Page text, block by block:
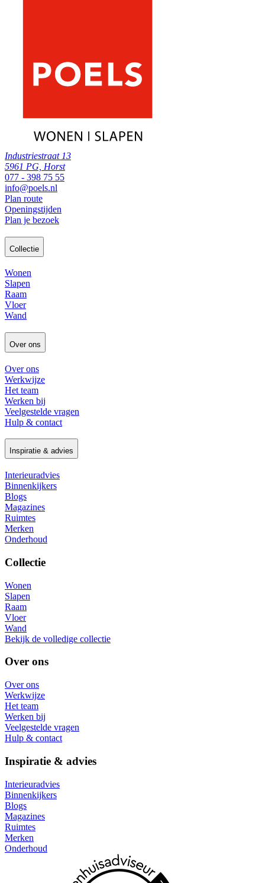
Industriestraat 13
5961 PG, Horst
077 - 398 75 55
info@poels.nl
Plan route
Openingstijden
Plan je bezoek
Collectie
Wonen
Slapen
Raam
Vloer
Wand
Over ons
Over ons
Werkwijze
Het team
Werken bij
Veelgestelde vragen
Hulp & contact
Inspiratie & advies
Interieuradvies
Binnenkijkers
Blogs
Magazines
Ruimtes
Merken
Onderhoud
Collectie
Wonen
Slapen
Raam
Vloer
Wand
Bekijk de volledige collectie
Over ons
Over ons
Werkwijze
Het team
Werken bij
Veelgestelde vragen
Hulp & contact
Inspiratie & advies
Interieuradvies
Binnenkijkers
Blogs
Magazines
Ruimtes
Merken
Onderhoud